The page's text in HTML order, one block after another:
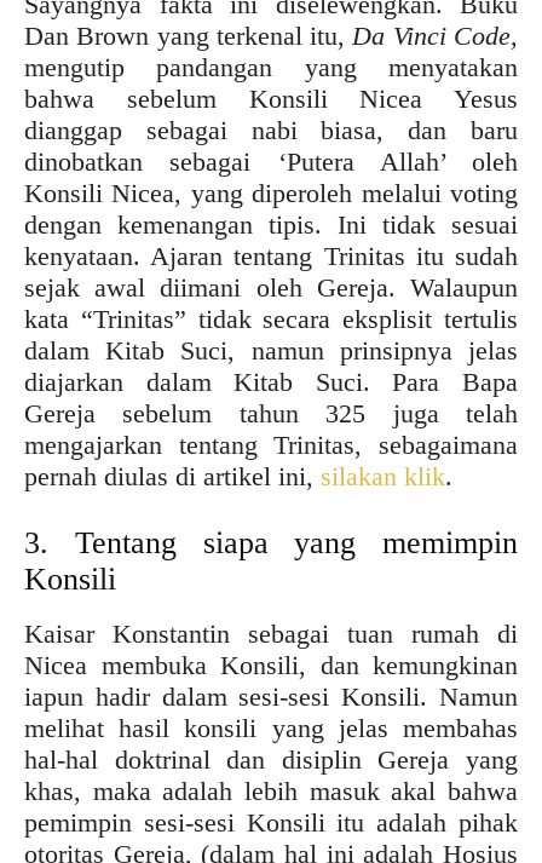
Dan Brown yang terkenal itu, Da Vinci Code,
mengutip pandangan yang menyatakan
bahwa sebelum Konsili Nicea Yesus
dianggap sebagai nabi biasa, dan baru
dinobatkan sebagai ‘Putera Allah’ oleh
Konsili Nicea, yang diperoleh melalui voting
dengan kemenangan tipis. Ini tidak sesuai
kenyataan. Ajaran tentang Trinitas itu sudah
sejak awal diimani oleh Gereja. Walaupun
kata “Trinitas” tidak secara eksplisit tertulis
dalam Kitab Suci, namun prinsipnya jelas
diajarkan dalam Kitab Suci. Para Bapa
Gereja sebelum tahun 325 juga telah
mengajarkan tentang Trinitas, sebagaimana
pernah diulas di artikel ini, silakan klik.
3. Tentang siapa yang memimpin
Konsili
Kaisar Konstantin sebagai tuan rumah di
Nicea membuka Konsili, dan kemungkinan
iapun hadir dalam sesi-sesi Konsili. Namun
melihat hasil konsili yang jelas membahas
hal-hal doktrinal dan disiplin Gereja yang
khas, maka adalah lebih masuk akal bahwa
pemimpin sesi-sesi Konsili itu adalah pihak
otoritas Gereja, (dalam hal ini adalah Hosius